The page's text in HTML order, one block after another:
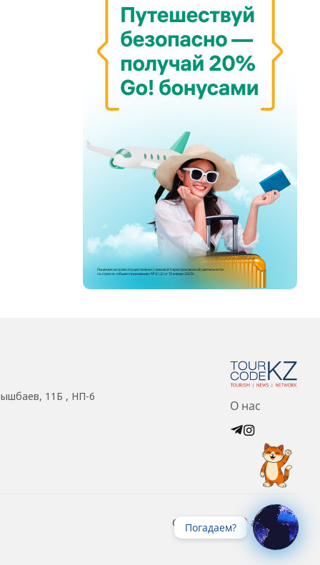
11Б , НП-6
О нас
Created with at ZIZ Inc.
Погадаем?